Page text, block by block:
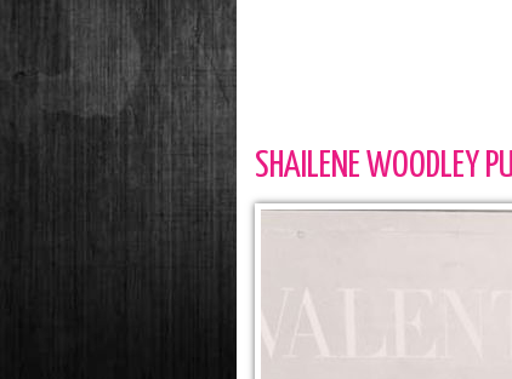
SHAILENE WOODLEY